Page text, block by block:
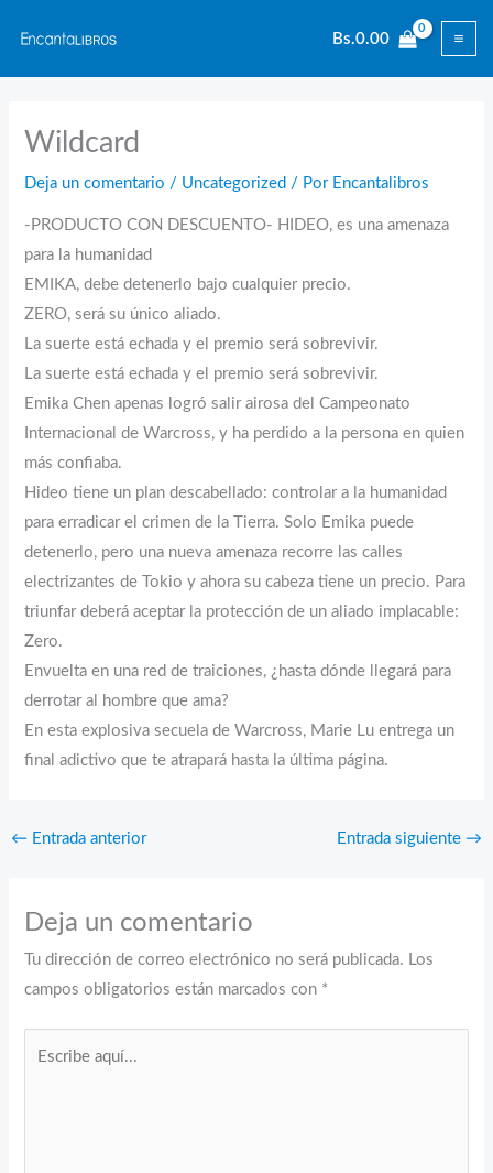
contenido
Bs.0.00
Wildcard
Deja un comentario / Uncategorized / Por Encantalibros
-PRODUCTO CON DESCUENTO- HIDEO, es una amenaza
para la humanidad
EMIKA, debe detenerlo bajo cualquier precio.
ZERO, será su único aliado.
La suerte está echada y el premio será sobrevivir.
La suerte está echada y el premio será sobrevivir.
Emika Chen apenas logró salir airosa del Campeonato
Internacional de Warcross, y ha perdido a la persona en quien
más confiaba.
Hideo tiene un plan descabellado: controlar a la humanidad
para erradicar el crimen de la Tierra. Solo Emika puede
detenerlo, pero una nueva amenaza recorre las calles
electrizantes de Tokio y ahora su cabeza tiene un precio. Para
triunfar deberá aceptar la protección de un aliado implacable:
Zero.
Envuelta en una red de traiciones, ¿hasta dónde llegará para
derrotar al hombre que ama?
En esta explosiva secuela de Warcross, Marie Lu entrega un
final adictivo que te atrapará hasta la última página.
← Entrada anterior Entrada siguiente →
Deja un comentario
Tu dirección de correo electrónico no será publicada. Los
campos obligatorios están marcados con *